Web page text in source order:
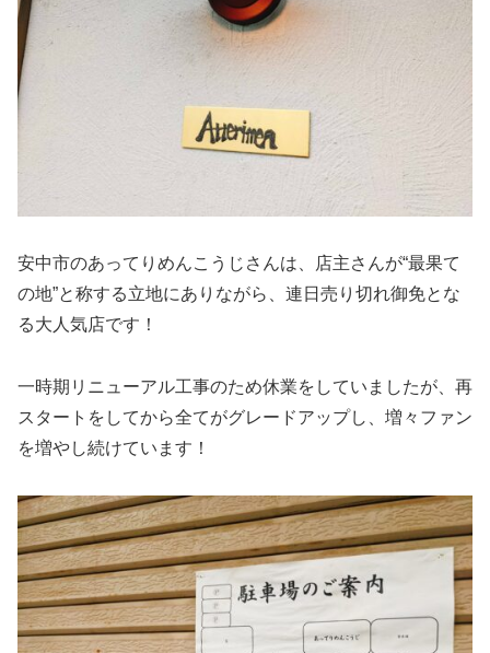
安中市のあってりめんこうじさんは、店主さんが“最果て
の地”と称する立地にありながら、連日売り切れ御免とな
る大人気店です！
一時期リニューアル工事のため休業をしていましたが、再
スタートをしてから全てがグレードアップし、増々ファン
を増やし続けています！